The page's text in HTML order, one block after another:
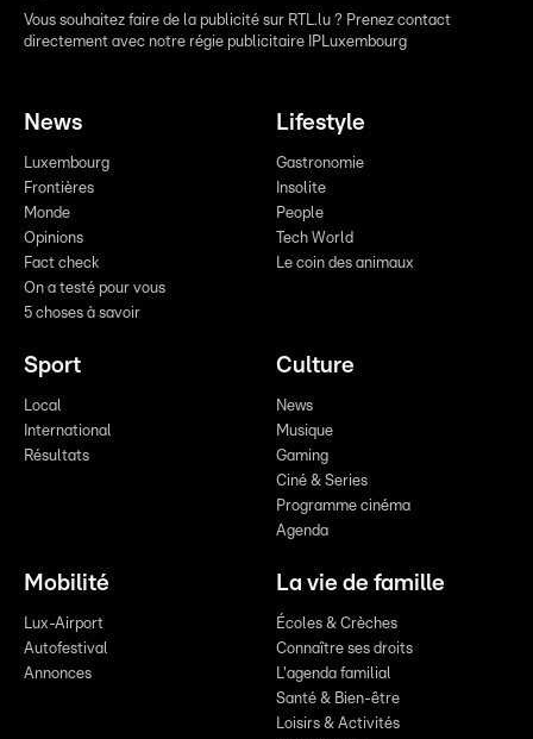
Vous souhaitez faire de la publicité sur RTL.lu ? Prenez contact
directement avec notre régie publicitaire IPLuxembourg
News
Luxembourg
Frontières
Monde
Opinions
Fact check
On a testé pour vous
5 choses à savoir
Lifestyle
Gastronomie
Insolite
People
Tech World
Le coin des animaux
Sport
Local
International
Résultats
Culture
News
Musique
Gaming
Ciné & Series
Programme cinéma
Agenda
Mobilité
Lux-Airport
Autofestival
Annonces
La vie de famille
Écoles & Crèches
Connaître ses droits
L'agenda familial
Santé & Bien-être
Loisirs & Activités